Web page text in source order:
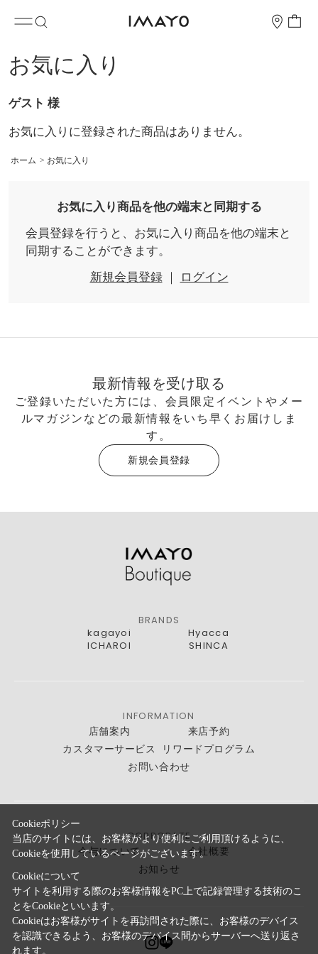
お気に入り
ゲスト 様
お気に入りに登録された商品はありません。
ホーム > お気に入り
お気に入り商品を他の端末と同期する
会員登録を行うと、お気に入り商品を他の端末と
同期することができます。
新規会員登録｜ ログイン
最新情報を受け取る
ご登録いただいた方には、会員限定イベントやメー
ルマガジンなどの最新情報をいち早くお届けしま
す。
新規会員登録
BRANDS
kagayoi
Hyacca
ICHAROI
SHINCA
INFORMATION
店舗案内
来店予約
カスタマーサービス
リワードプログラム
お問い合わせ
CORPORATE
今与について
会社概要
お知らせ
Cookieポリシー
当店のサイトには、お客様がより便利にご利用頂けるように、
Cookieを使用しているページがございます。
Cookieについて
サイトを利用する際のお客様情報をPC上で記録管理する技術のこ
とをCookieといいます。
Cookieはお客様がサイトを再訪問された際に、お客様のデバイス
を認識できるよう、お客様のデバイス間からサーバーへ送り返さ
れます。